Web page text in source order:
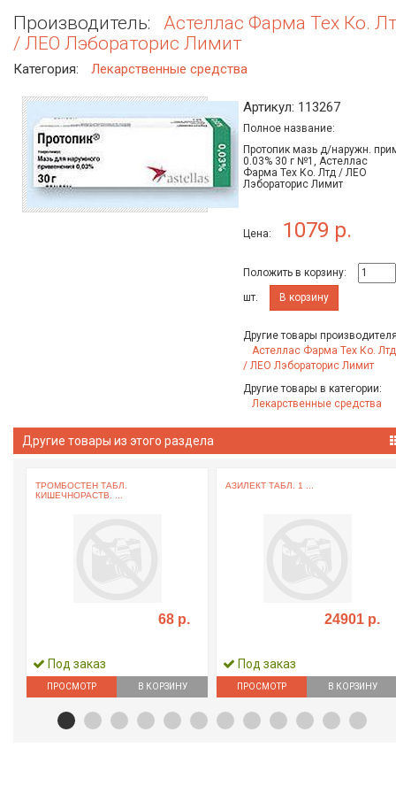
Производитель:
Астеллас Фарма Тех Ко.
/ ЛЕО Лэбораторис Лимит
Категория: Лекарственные средства
Артикул: 113267
Полное название:
Протопик мазь д/наружн.
0.03% 30 г №1, Астеллас
Фарма Тех Ко. Лтд / ЛЕО
Лэбораторис Лимит
Цена: 1079 р.
Положить в корзину:
шт.
В корзину
Другие товары
Астеллас Фарма Тех Ко. Лтд
/ ЛЕО Лэбораторис Лимит
Другие товары в категории:
Лекарственные средства
Другие товары из этого раздела
ТРОМБОСТЕН ТАБЛ.
КИШЕЧНОРАСТВ. ...
68 р.
Под заказ
ПРОСМОТР В КОРЗИНУ
АЗИЛЕКТ ТАБЛ. 1 ...
24901 р.
Под заказ
ПРОСМОТР В КОРЗИНУ